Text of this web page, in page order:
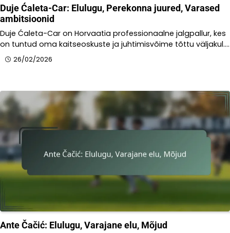
Duje Ćaleta-Car: Elulugu, Perekonna juured, Varased
ambitsioonid
Duje Ćaleta-Car on Horvaatia professionaalne jalgpallur, kes
on tuntud oma kaitseoskuste ja juhtimisvõime tõttu väljakul.…
26/02/2026
Ante Čačić: Elulugu, Varajane elu, Mõjud